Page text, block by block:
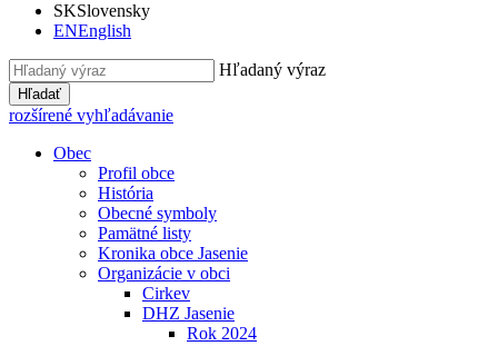
SKSlovensky
ENEnglish
Hľadaný výraz
Hľadať
rozšírené vyhľadávanie
Obec
Profil obce
História
Obecné symboly
Pamätné listy
Kronika obce Jasenie
Organizácie v obci
Cirkev
DHZ Jasenie
Rok 2024